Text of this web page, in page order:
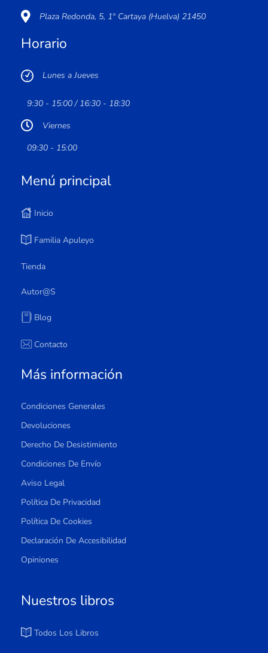
Plaza Redonda, 5, 1º Cartaya (Huelva) 21450
Horario
Lunes a Jueves
9:30 - 15:00 / 16:30 - 18:30
Viernes
09:30 - 15:00
Menú principal
Inicio
Familia Apuleyo
Tienda
Autor@s
Blog
Contacto
Más información
Condiciones Generales
Devoluciones
Derecho De Desistimiento
Condiciones De Envío
Aviso Legal
Política De Privacidad
Política De Cookies
Declaración De Accesibilidad
Opiniones
Nuestros libros
Todos Los Libros